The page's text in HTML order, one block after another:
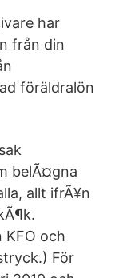
har
från din
föräldralön
belÃ¤gna
allt ifrÃ¥n
KFO och
För